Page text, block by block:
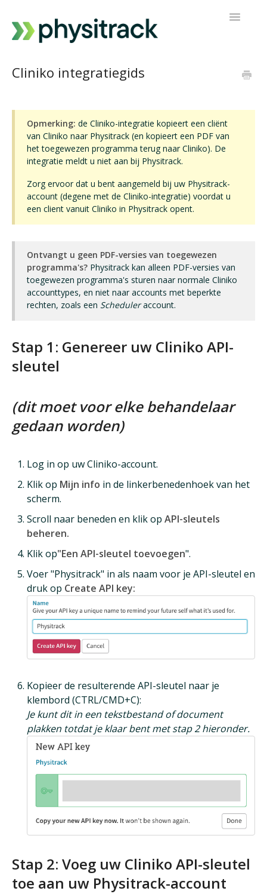
Navigatie
Neem contact op
Cliniko integratiegids
Opmerking: de Cliniko-integratie kopieert een cliënt
van Cliniko naar Physitrack (en kopieert een PDF van
het toegewezen programma terug naar Cliniko). De
integratie meldt u niet aan bij Physitrack.
Zorg ervoor dat u bent aangemeld bij uw Physitrack-
account (degene met de Cliniko-integratie) voordat u
een client vanuit Cliniko in Physitrack opent.
Ontvangt u geen PDF-versies van toegewezen
programma's? Physitrack kan alleen PDF-versies van
toegewezen programma's sturen naar normale Cliniko
accounttypes, en niet naar accounts met beperkte
rechten, zoals een Scheduleraccount.
Stap 1: Genereer uw Cliniko API-
sleutel
(dit moet voor elke behandelaar
gedaan worden)
Log in op uw Cliniko-account.
Klik op Mijn info in de linkerbenedenhoek van het
scherm.
Scroll naar beneden en klik op API-sleutels
beheren.
Klik op"Een API-sleutel toevoegen".
Voer "Physitrack" in als naam voor je API-sleutel en
druk op Create API key:
Kopieer de resulterende API-sleutel naar je
klembord (CTRL/CMD+C):
Je kunt dit in een tekstbestand of document
plakken totdat je klaar bent met stap 2 hieronder.
Stap 2: Voeg uw Cliniko API-sleutel
toe aan uw Physitrack-account